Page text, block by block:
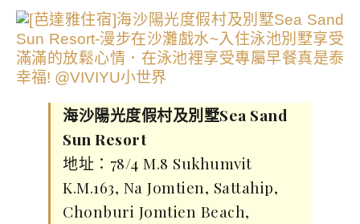
海沙陽光度假村及別墅Sea Sand
Sun Resort
地址：78/4 M.8 Sukhumvit
K.M.163, Na Jomtien, Sattahip,
Chonburi Jomtien Beach,